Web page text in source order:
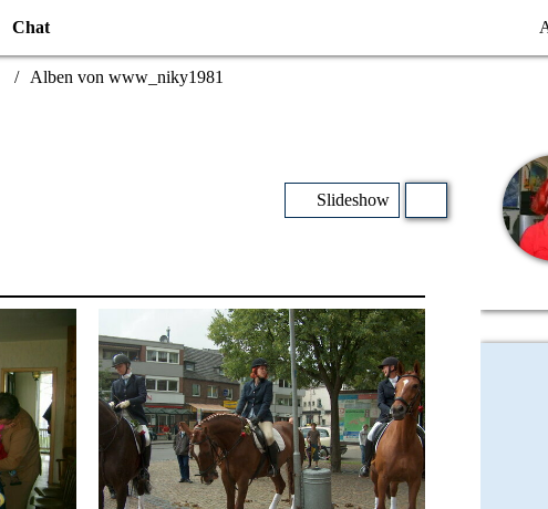
Chat
Alben von www_niky1981
Slideshow